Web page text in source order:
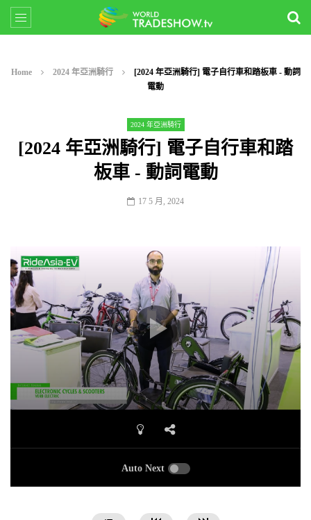
Home 2024 年亞洲騎行
[2024 年亞洲騎行] 電子自行車和踏板車 - 動詞
電動
2024 年亞洲騎行
[2024 年亞洲騎行] 電子自行車和踏
板車 - 動詞電動
17 5 月, 2024
Auto Next